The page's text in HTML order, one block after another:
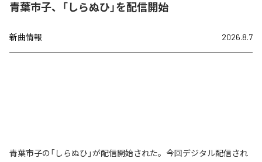
青葉市子、「しらぬひ」を配信開始
新曲情報 2026.8.7
青葉市子の「しらぬひ」が配信開始された。今回デジタル配信され